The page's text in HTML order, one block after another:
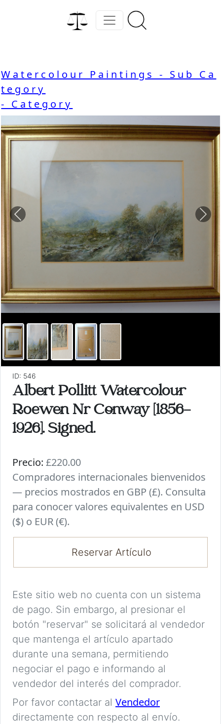
Watercolour Paintings - Sub Ca
tegory
- Category
Previous
ID: 546
Albert Pollitt Watercolour
Roewen Nr Conway [1856-
1926]. Signed.
Precio: £220.00
Compradores internacionales bienvenidos
— precios mostrados en GBP (£). Consulta
para conocer valores equivalentes en USD
($) o EUR (€).
Reservar Artículo
Este sitio web no cuenta con un sistema
de pago. Sin embargo, al presionar el
botón "reservar" se solicitará al vendedor
que mantenga el artículo apartado
durante una semana, permitiendo
negociar el pago e informando al
vendedor del interés del comprador.
Por favor contactar al Vendedor
directamente con respecto al envío.